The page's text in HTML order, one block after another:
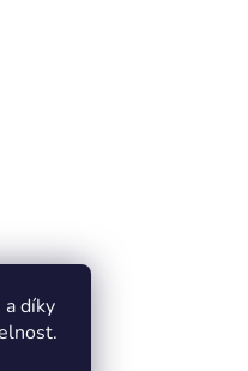
díky